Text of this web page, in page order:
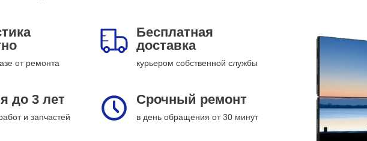
от ремонта
Бесплатная
доставка
курьером собственной службы
до 3 лет
и запчастей
Срочный ремонт
в день обращения от 30 минут